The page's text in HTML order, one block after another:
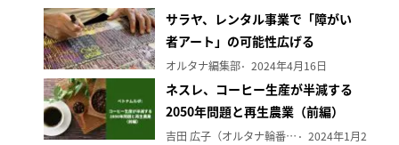
サラヤ、レンタル事業で「障がい
者アート」の可能性広げる
オルタナ編集部 2024年4月16日
ネスレ、コーヒー生産が半減する
2050年問題と再生農業（前編）
吉田 広子（オルタナ輪番編集長） 2024年1月29日